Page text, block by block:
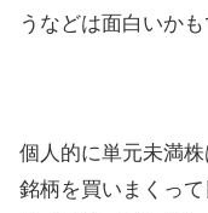
うなどは面白いかも
個人的に単元未満
銘柄を買いまくっ